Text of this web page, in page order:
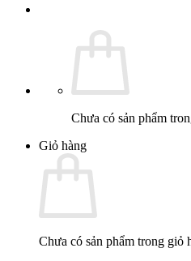
Chưa có sản phẩm
Giỏ hàng
Chưa có sản phẩm trong giỏ